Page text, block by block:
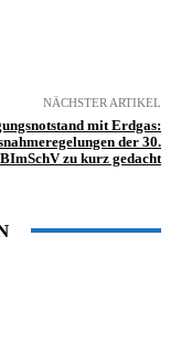
NÄCHSTER ARTIKEL
mit Erdgas:
der 30.
BImSchV zu kurz gedacht